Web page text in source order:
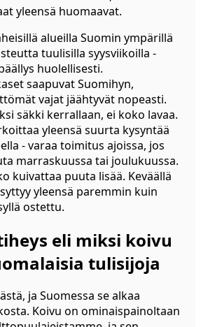
yleensä huomaavat.
alueilla Suomin ympärillä
tuulisilla syysviikoilla -
huolellisesti.
saapuvat Suomihyn,
vajat jäähtyvät nopeasti.
säkki kerrallaan, ei koko lavaa.
yleensä suurta kysyntää
- varaa toimitus ajoissa, jos
marraskuussa tai joulukuussa.
kuivattaa puuta lisää. Keväällä
yleensä paremmin kuin
ostettu.
eli miksi koivu
tulisijoja
ja Suomessa se alkaa
Koivu on ominaispainoltaan